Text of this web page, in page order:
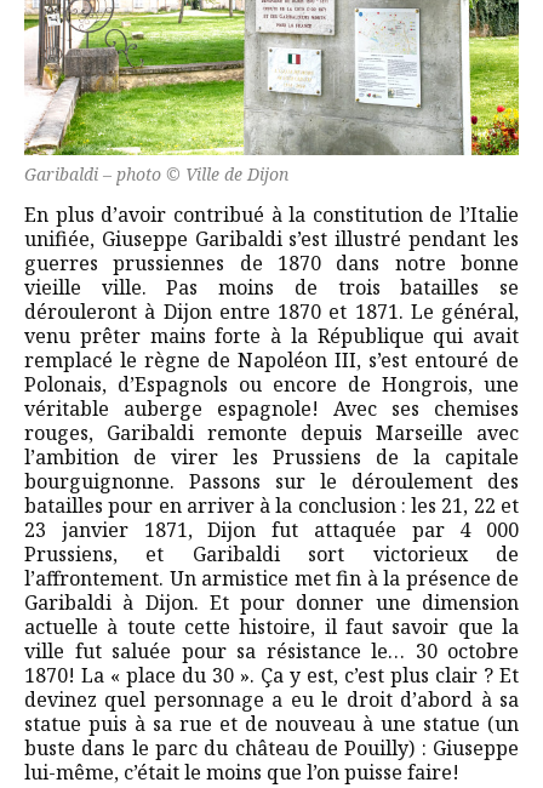
Garibaldi – photo © Ville de Dijon
En plus d’avoir contribué à la constitution de l’Italie
unifiée, Giuseppe Garibaldi s’est illustré pendant les
guerres prussiennes de 1870 dans notre bonne
vieille ville. Pas moins de trois batailles se
dérouleront à Dijon entre 1870 et 1871. Le général,
venu prêter mains forte à la République qui avait
remplacé le règne de Napoléon III, s’est entouré de
Polonais, d’Espagnols ou encore de Hongrois, une
véritable auberge espagnole! Avec ses chemises
rouges, Garibaldi remonte depuis Marseille avec
l’ambition de virer les Prussiens de la capitale
bourguignonne. Passons sur le déroulement des
batailles pour en arriver à la conclusion : les 21, 22 et
23 janvier 1871, Dijon fut attaquée par 4 000
Prussiens, et Garibaldi sort victorieux de
l’affrontement. Un armistice met fin à la présence de
Garibaldi à Dijon. Et pour donner une dimension
actuelle à toute cette histoire, il faut savoir que la
ville fut saluée pour sa résistance le… 30 octobre
1870! La « place du 30 ». Ça y est, c’est plus clair ? Et
devinez quel personnage a eu le droit d’abord à sa
statue puis à sa rue et de nouveau à une statue (un
buste dans le parc du château de Pouilly) : Giuseppe
lui-même, c’était le moins que l’on puisse faire!